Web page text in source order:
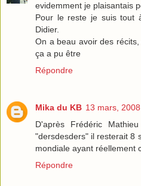
evidemment je plaisantais
Pour le reste je suis tout
Didier.
On a beau avoir des
ça a pu être
Répondre
Mika du KB 13 mars,
D'après Frédéric
"dersdesders" il resterait 8
mondiale ayant réellement
Répondre